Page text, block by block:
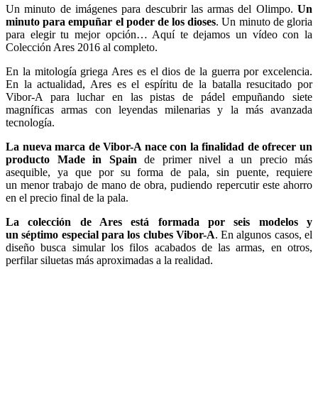
Un minuto de imágenes para descubrir las armas del Olimpo. Un
minuto para empuñar el poder de los dioses. Un minuto de gloria
para elegir tu mejor opción… Aquí te dejamos un vídeo con la
Colección Ares 2016 al completo.
En la mitología griega Ares es el dios de la guerra por excelencia.
En la actualidad, Ares es el espíritu de la batalla resucitado por
Vibor-A para luchar en las pistas de pádel empuñando siete
magníficas armas con leyendas milenarias y la más avanzada
tecnología.
La nueva marca de Vibor-A nace con la finalidad de ofrecer un
producto Made in Spain de primer nivel a un precio más
asequible, ya que por su forma de pala, sin puente, requiere
un menor trabajo de mano de obra, pudiendo repercutir este ahorro
en el precio final de la pala.
La colección de Ares está formada por seis modelos y
un séptimo especial para los clubes Vibor-A. En algunos casos, el
diseño busca simular los filos acabados de las armas, en otros,
perfilar siluetas más aproximadas a la realidad.